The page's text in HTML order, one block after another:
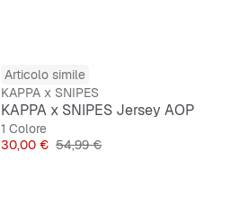
Articolo simile
KAPPA x SNIPES
KAPPA x SNIPES Jersey AOP
1 Colore
Prezzo
30,00 € Prezzo originale
54,99 €